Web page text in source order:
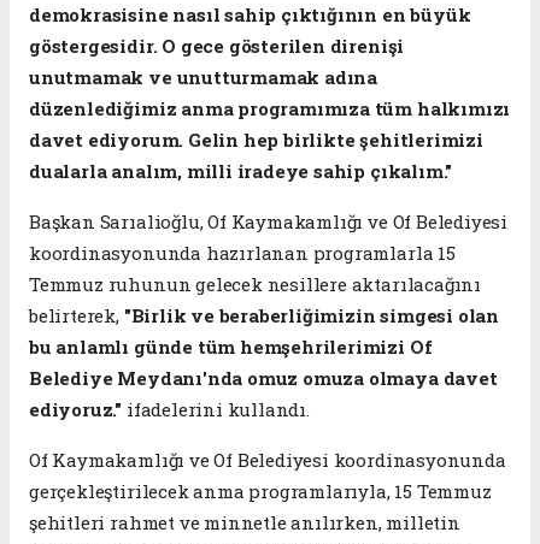
demokrasisine nasıl sahip çıktığının en büyük
göstergesidir. O gece gösterilen direnişi
unutmamak ve unutturmamak adına
düzenlediğimiz anma programımıza tüm halkımızı
davet ediyorum. Gelin hep birlikte şehitlerimizi
dualarla analım, milli iradeye sahip çıkalım."
Başkan Sarıalioğlu, Of Kaymakamlığı ve Of Belediyesi
koordinasyonunda hazırlanan programlarla 15
Temmuz ruhunun gelecek nesillere aktarılacağını
belirterek, "Birlik ve beraberliğimizin simgesi olan
bu anlamlı günde tüm hemşehrilerimizi Of
Belediye Meydanı'nda omuz omuza olmaya davet
ediyoruz." ifadelerini kullandı.
Of Kaymakamlığı ve Of Belediyesi koordinasyonunda
gerçekleştirilecek anma programlarıyla, 15 Temmuz
şehitleri rahmet ve minnetle anılırken, milletin